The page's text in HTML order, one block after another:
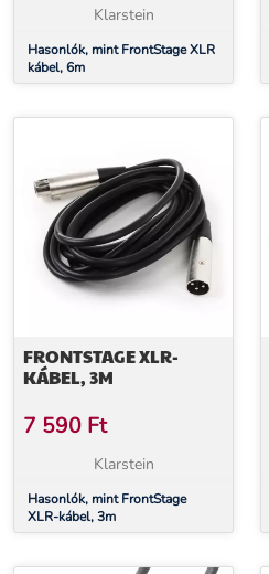
Klarstein
Hasonlók, mint FrontStage XLR
kábel, 6m
FRONTSTAGE XLR-
KÁBEL, 3M
7 590 Ft
Klarstein
Hasonlók, mint FrontStage
XLR-kábel, 3m